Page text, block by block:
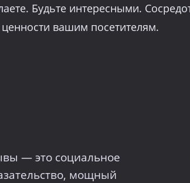
Будьте интересными.
вашим посетителям.
— это социальное
мощный